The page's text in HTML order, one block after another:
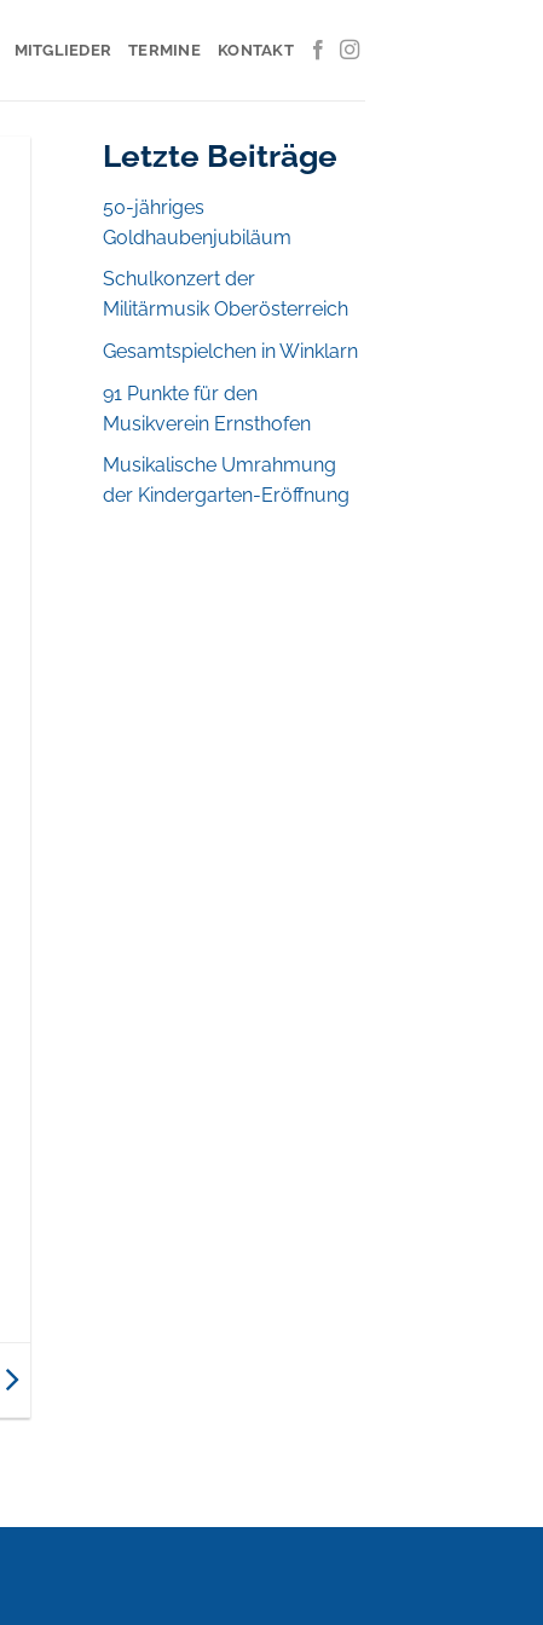
MITGLIEDER TERMINE KONTAKT
Letzte Beiträge
50-jähriges
Goldhaubenjubiläum
Schulkonzert der
Militärmusik Oberösterreich
Gesamtspielchen in Winklarn
91 Punkte für den
Musikverein Ernsthofen
Musikalische Umrahmung
der Kindergarten-Eröffnung